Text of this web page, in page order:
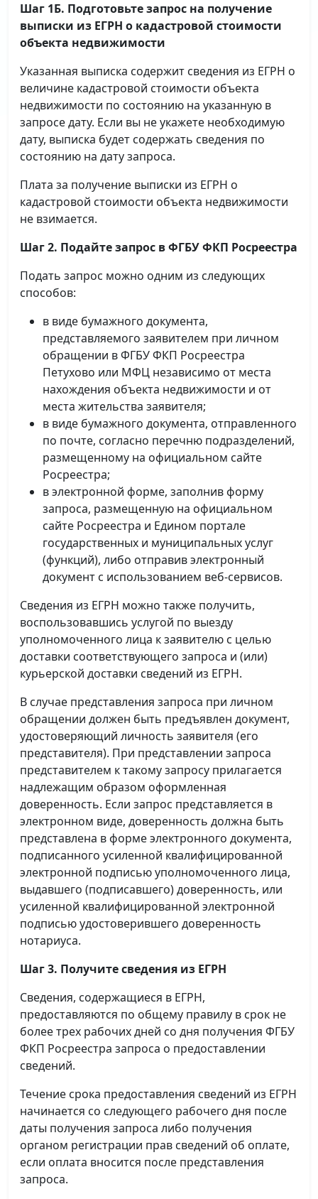
Шаг 1Б. Подготовьте запрос на получение
выписки из ЕГРН о кадастровой стоимости
объекта недвижимости
Указанная выписка содержит сведения из ЕГРН о
величине кадастровой стоимости объекта
недвижимости по состоянию на указанную в
запросе дату. Если вы не укажете необходимую
дату, выписка будет содержать сведения по
состоянию на дату запроса.
Плата за получение выписки из ЕГРН о
кадастровой стоимости объекта недвижимости
не взимается.
Шаг 2. Подайте запрос в ФГБУ ФКП Росреестра
Подать запрос можно одним из следующих
способов:
в виде бумажного документа,
представляемого заявителем при личном
обращении в ФГБУ ФКП Росреестра
Петухово или МФЦ независимо от места
нахождения объекта недвижимости и от
места жительства заявителя;
в виде бумажного документа, отправленного
по почте, согласно перечню подразделений,
размещенному на официальном сайте
Росреестра;
в электронной форме, заполнив форму
запроса, размещенную на официальном
сайте Росреестра и Едином портале
государственных и муниципальных услуг
(функций), либо отправив электронный
документ с использованием веб-сервисов.
Сведения из ЕГРН можно также получить,
воспользовавшись услугой по выезду
уполномоченного лица к заявителю с целью
доставки соответствующего запроса и (или)
курьерской доставки сведений из ЕГРН.
В случае представления запроса при личном
обращении должен быть предъявлен документ,
удостоверяющий личность заявителя (его
представителя). При представлении запроса
представителем к такому запросу прилагается
надлежащим образом оформленная
доверенность. Если запрос представляется в
электронном виде, доверенность должна быть
представлена в форме электронного документа,
подписанного усиленной квалифицированной
электронной подписью уполномоченного лица,
выдавшего (подписавшего) доверенность, или
усиленной квалифицированной электронной
подписью удостоверившего доверенность
нотариуса.
Шаг 3. Получите сведения из ЕГРН
Сведения, содержащиеся в ЕГРН,
предоставляются по общему правилу в срок не
более трех рабочих дней со дня получения ФГБУ
ФКП Росреестра запроса о предоставлении
сведений.
Течение срока предоставления сведений из ЕГРН
начинается со следующего рабочего дня после
даты получения запроса либо получения
органом регистрации прав сведений об оплате,
если оплата вносится после представления
запроса.